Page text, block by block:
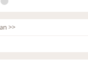
>>